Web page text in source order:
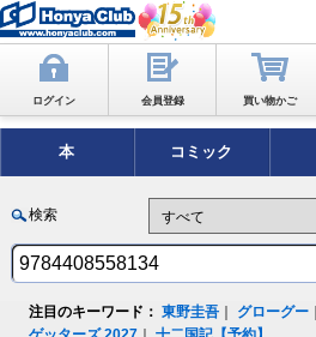
ログイン 会員登録 買い物かご
本 コミック
検索
注目のキーワード： 東野圭吾 グローグー